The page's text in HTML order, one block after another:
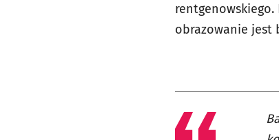
rentgenowskiego.
obrazowanie jest